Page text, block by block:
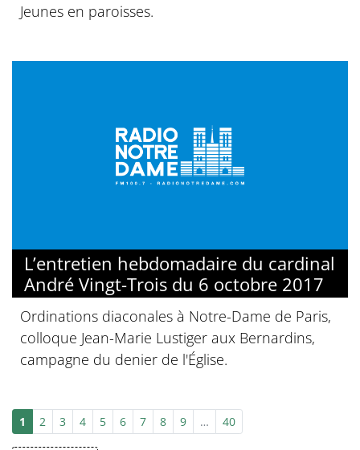
Jeunes en paroisses.
L’entretien hebdomadaire du cardinal
André Vingt-Trois du 6 octobre 2017
Ordinations diaconales à Notre-Dame de Paris,
colloque Jean-Marie Lustiger aux Bernardins,
campagne du denier de l'Église.
1 2 3 4 5 6 7 8 9 … 40